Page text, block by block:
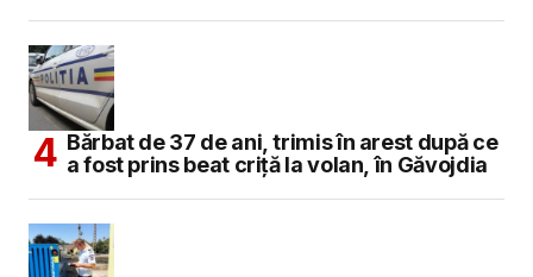
Bărbat de 37 de ani, trimis în arest după ce
a fost prins beat criță la volan, în Găvojdia